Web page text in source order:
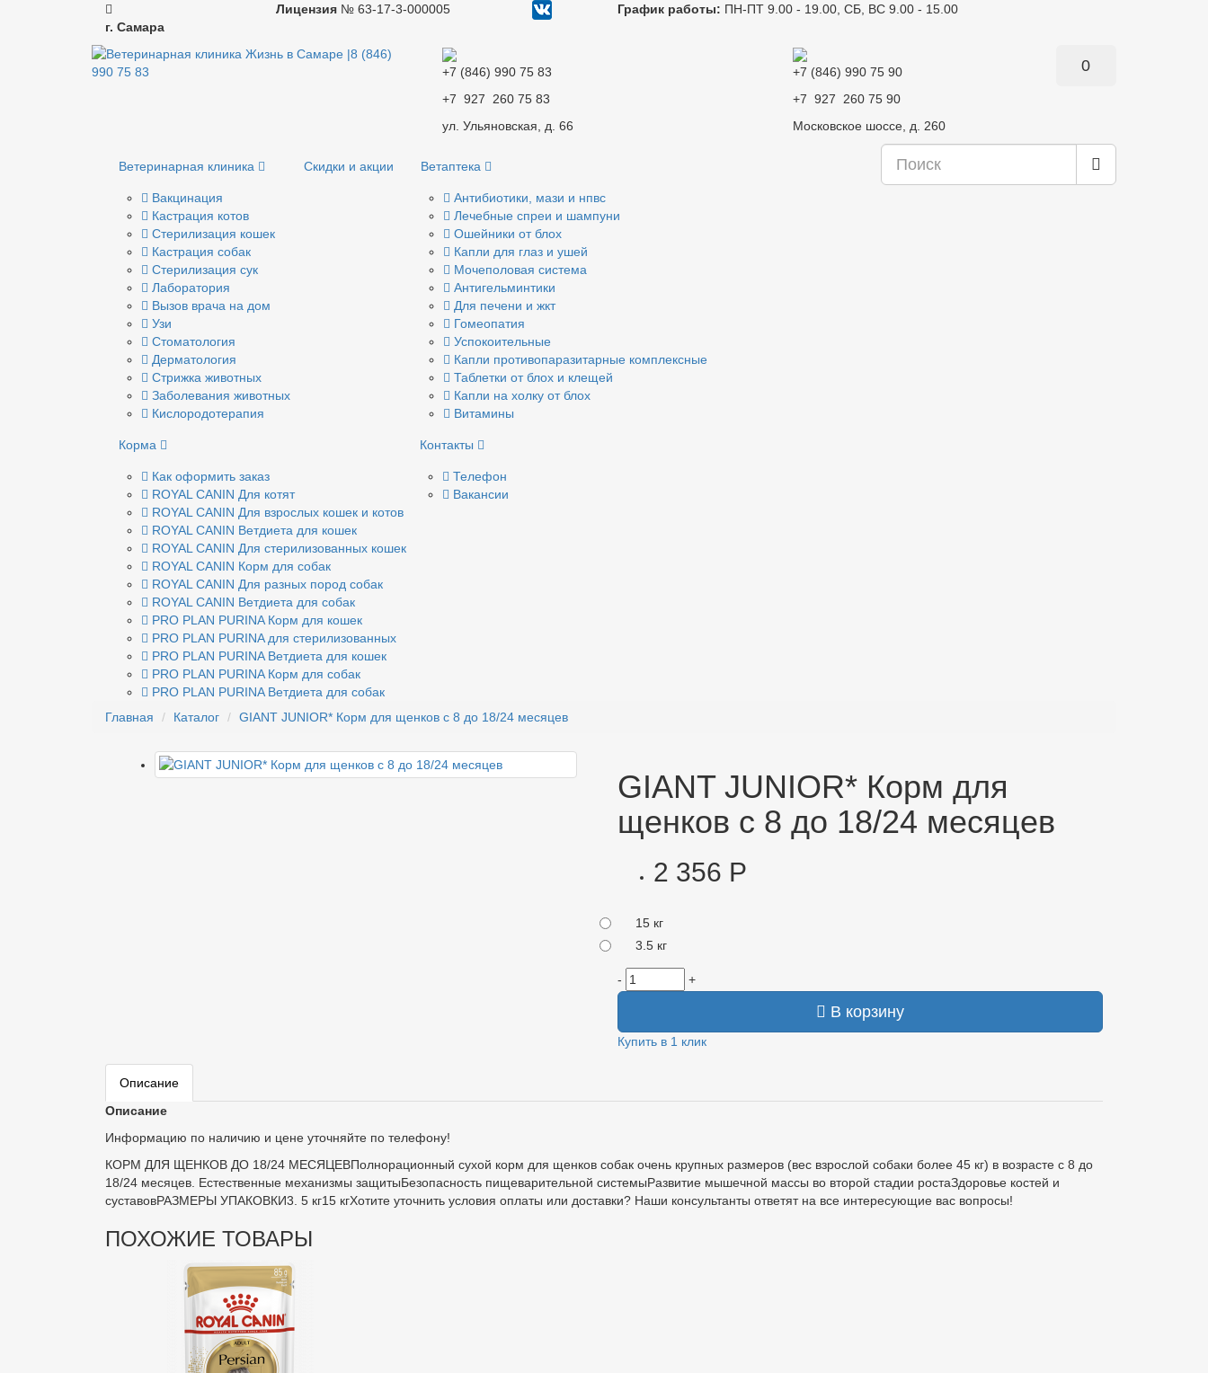
г. Самара
Лицензия № 63-17-3-000005 График работы: ПН-ПТ 9.00 - 19.00, СБ, ВС 9.00 - 15.00
+7 (846) 990 75 83
+7 927 260 75 83
ул. Ульяновская, д. 66
+7 (846) 990 75 90
+7 927 260 75 90
Московское шоссе, д. 260
0
Ветеринарная клиника
Вакцинация
Кастрация котов
Стерилизация кошек
Кастрация собак
Стерилизация сук
Лаборатория
Вызов врача на дом
Узи
Стоматология
Дерматология
Стрижка животных
Заболевания животных
Кислородотерапия
Скидки и акции Ветаптека
Антибиотики, мази и нпвс
Лечебные спреи и шампуни
Ошейники от блох
Капли для глаз и ушей
Мочеполовая система
Антигельминтики
Для печени и жкт
Гомеопатия
Успокоительные
Капли противопаразитарные комплексные
Таблетки от блох и клещей
Капли на холку от блох
Витамины
Корма
Как оформить заказ
ROYAL CANIN Для котят
ROYAL CANIN Для взрослых кошек и котов
ROYAL CANIN Ветдиета для кошек
ROYAL CANIN Для стерилизованных кошек
ROYAL CANIN Корм для собак
ROYAL CANIN Для разных пород cобак
ROYAL CANIN Ветдиета для собак
PRO PLAN PURINA Корм для кошек
PRO PLAN PURINA для стерилизованных
PRO PLAN PURINA Ветдиета для кошек
PRO PLAN PURINA Корм для собак
PRO PLAN PURINA Ветдиета для собак
Контакты
Телефон
Вакансии
Главная Каталог GIANT JUNIOR* Корм для щенков с 8 до 18/24 месяцев
GIANT JUNIOR* Корм для
щенков с 8 до 18/24 месяцев
2 356 Р
15 кг
3.5 кг
- +
В корзину
Купить в 1 клик
Описание
Описание
Информацию по наличию и цене уточняйте по телефону!
КОРМ ДЛЯ ЩЕНКОВ ДО 18/24 МЕСЯЦЕВПолнорационный сухой корм для щенков собак очень крупных размеров (вес взрослой собаки более 45 кг) в возрасте с 8 до
18/24 месяцев. Естественные механизмы защитыБезопасность пищеварительной системыРазвитие мышечной массы во второй стадии ростаЗдоровье костей и
суставовРАЗМЕРЫ УПАКОВКИ3. 5 кг15 кгХотите уточнить условия оплаты или доставки? Наши консультанты ответят на все интересующие вас вопросы!
ПОХОЖИЕ ТОВАРЫ